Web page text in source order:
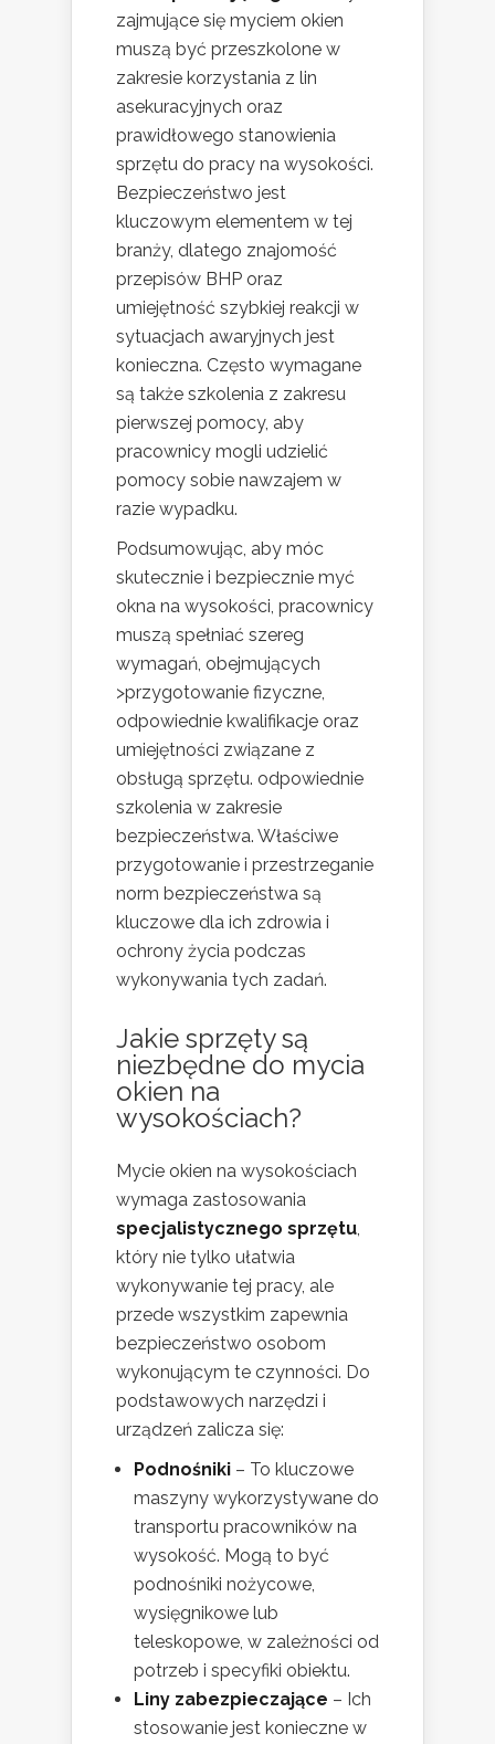
zajmujące się myciem okien
muszą być przeszkolone w
zakresie korzystania z lin
asekuracyjnych oraz
prawidłowego stanowienia
sprzętu do pracy na wysokości.
Bezpieczeństwo jest
kluczowym elementem w tej
branży, dlatego znajomość
przepisów BHP oraz
umiejętność szybkiej reakcji w
sytuacjach awaryjnych jest
konieczna. Często wymagane
są także szkolenia z zakresu
pierwszej pomocy, aby
pracownicy mogli udzielić
pomocy sobie nawzajem w
razie wypadku.
Podsumowując, aby móc
skutecznie i bezpiecznie myć
okna na wysokości, pracownicy
muszą spełniać szereg
wymagań, obejmujących
>przygotowanie fizyczne,
odpowiednie kwalifikacje oraz
umiejętności związane z
obsługą sprzętu. odpowiednie
szkolenia w zakresie
bezpieczeństwa. Właściwe
przygotowanie i przestrzeganie
norm bezpieczeństwa są
kluczowe dla ich zdrowia i
ochrony życia podczas
wykonywania tych zadań.
Jakie sprzęty są
niezbędne do mycia
okien na
wysokościach?
Mycie okien na wysokościach
wymaga zastosowania
specjalistycznego sprzętu
który nie tylko ułatwia
wykonywanie tej pracy, ale
przede wszystkim zapewnia
bezpieczeństwo osobom
wykonującym te czynności. Do
podstawowych narzędzi i
urządzeń zalicza się:
Podnośniki – To kluczowe
maszyny wykorzystywane do
transportu pracowników na
wysokość. Mogą to być
podnośniki nożycowe,
wysięgnikowe lub
teleskopowe, w zależności od
potrzeb i specyfiki obiektu.
Liny zabezpieczające – Ich
stosowanie jest konieczne w